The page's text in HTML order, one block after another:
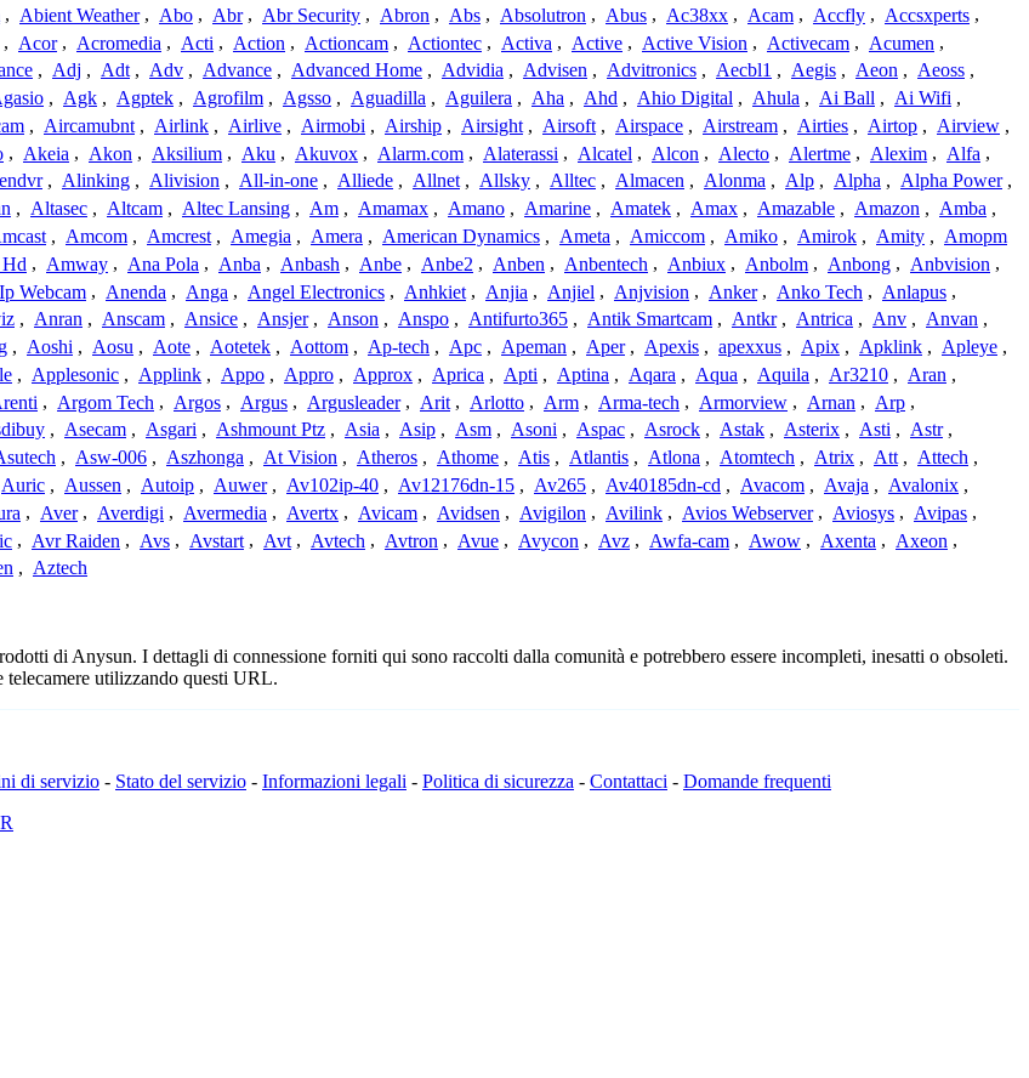
, Abient Weather , Abo , Abr , Abr Security , Abron , Abs , Absolutron , Abus , Ac38xx , Acam , Accfly , Accsxperts ,
, Acor , Acromedia , Acti , Action , Actioncam , Actiontec , Activa , Active , Active Vision , Activecam , Acumen ,
, Adj , Adt , Adv , Advance , Advanced Home , Advidia , Advisen , Advitronics , Aecbl1 , Aegis , Aeon , Aeoss ,
, Agk , Agptek , Agrofilm , Agsso , Aguadilla , Aguilera , Aha , Ahd , Ahio Digital , Ahula , Ai Ball , Ai Wifi ,
, Aircamubnt , Airlink , Airlive , Airmobi , Airship , Airsight , Airsoft , Airspace , Airstream , Airties , Airtop , Airview ,
, Akeia , Akon , Aksilium , Aku , Akuvox , Alarm.com , Alaterassi , Alcatel , Alcon , Alecto , Alertme , Alexim , Alfa ,
, Alinking , Alivision , All-in-one , Alliede , Allnet , Allsky , Alltec , Almacen , Alonma , Alp , Alpha , Alpha Power ,
, Altasec , Altcam , Altec Lansing , Am , Amamax , Amano , Amarine , Amatek , Amax , Amazable , Amazon , Amba ,
, Amcom , Amcrest , Amegia , Amera , American Dynamics , Ameta , Amiccom , Amiko , Amirok , Amity , Amopm
, Amway , Ana Pola , Anba , Anbash , Anbe , Anbe2 , Anben , Anbentech , Anbiux , Anbolm , Anbong , Anbvision ,
Webcam , Anenda , Anga , Angel Electronics , Anhkiet , Anjia , Anjiel , Anjvision , Anker , Anko Tech , Anlapus ,
, Anran , Anscam , Ansice , Ansjer , Anson , Anspo , Antifurto365 , Antik Smartcam , Antkr , Antrica , Anv , Anvan ,
, Aoshi , Aosu , Aote , Aotetek , Aottom , Ap-tech , Apc , Apeman , Aper , Apexis , apexxus , Apix , Apklink , Apleye ,
, Applesonic , Applink , Appo , Appro , Approx , Aprica , Apti , Aptina , Aqara , Aqua , Aquila , Ar3210 , Aran ,
, Argom Tech , Argos , Argus , Argusleader , Arit , Arlotto , Arm , Arma-tech , Armorview , Arnan , Arp ,
, Asecam , Asgari , Ashmount Ptz , Asia , Asip , Asm , Asoni , Aspac , Asrock , Astak , Asterix , Asti , Astr ,
, Asw-006 , Aszhonga , At Vision , Atheros , Athome , Atis , Atlantis , Atlona , Atomtech , Atrix , Att , Attech ,
Auric , Aussen , Autoip , Auwer , Av102ip-40 , Av12176dn-15 , Av265 , Av40185dn-cd , Avacom , Avaja , Avalonix ,
, Aver , Averdigi , Avermedia , Avertx , Avicam , Avidsen , Avigilon , Avilink , Avios Webserver , Aviosys , Avipas ,
, Avr Raiden , Avs , Avstart , Avt , Avtech , Avtron , Avue , Avycon , Avz , Awfa-cam , Awow , Axenta , Axeon ,
, Aztech
di Anysun. I dettagli di connessione forniti qui sono raccolti dalla comunità e potrebbero essere incompleti, inesatti o obsoleti.
telecamere utilizzando questi URL.
di servizio - Stato del servizio - Informazioni legali - Politica di sicurezza - Contattaci - Domande frequenti